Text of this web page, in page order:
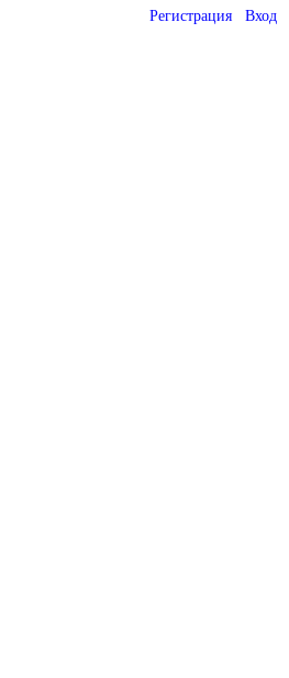
Регистрация Вход